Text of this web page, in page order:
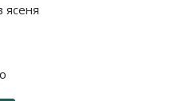
ясеня